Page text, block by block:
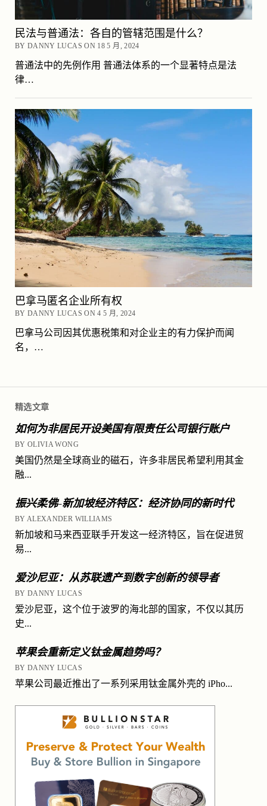
精选文章
如何为非居民开设美国有限责任公司银行账户
BY OLIVIA WONG
美国仍然是全球商业的磁石，许多非居民希望利用其金
融...
振兴柔佛-新加坡经济特区：经济协同的新时代
BY ALEXANDER WILLIAMS
新加坡和马来西亚联手开发这一经济特区，旨在促进贸
易...
爱沙尼亚：从苏联遗产到数字创新的领导者
BY DANNY LUCAS
爱沙尼亚，这个位于波罗的海北部的国家，不仅以其历
史...
苹果会重新定义钛金属趋势吗？
BY DANNY LUCAS
苹果公司最近推出了一系列采用钛金属外壳的 iPho...
民法与普通法：各自的管辖范围是什么？
BY DANNY LUCAS ON 18 5 月, 2024
普通法中的先例作用 普通法体系的一个显著特点是法
律…
巴拿马匿名企业所有权
BY DANNY LUCAS ON 4 5 月, 2024
巴拿马公司因其优惠税策和对企业主的有力保护而闻
名，…